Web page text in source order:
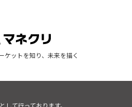
ケットを知り、未来を描く